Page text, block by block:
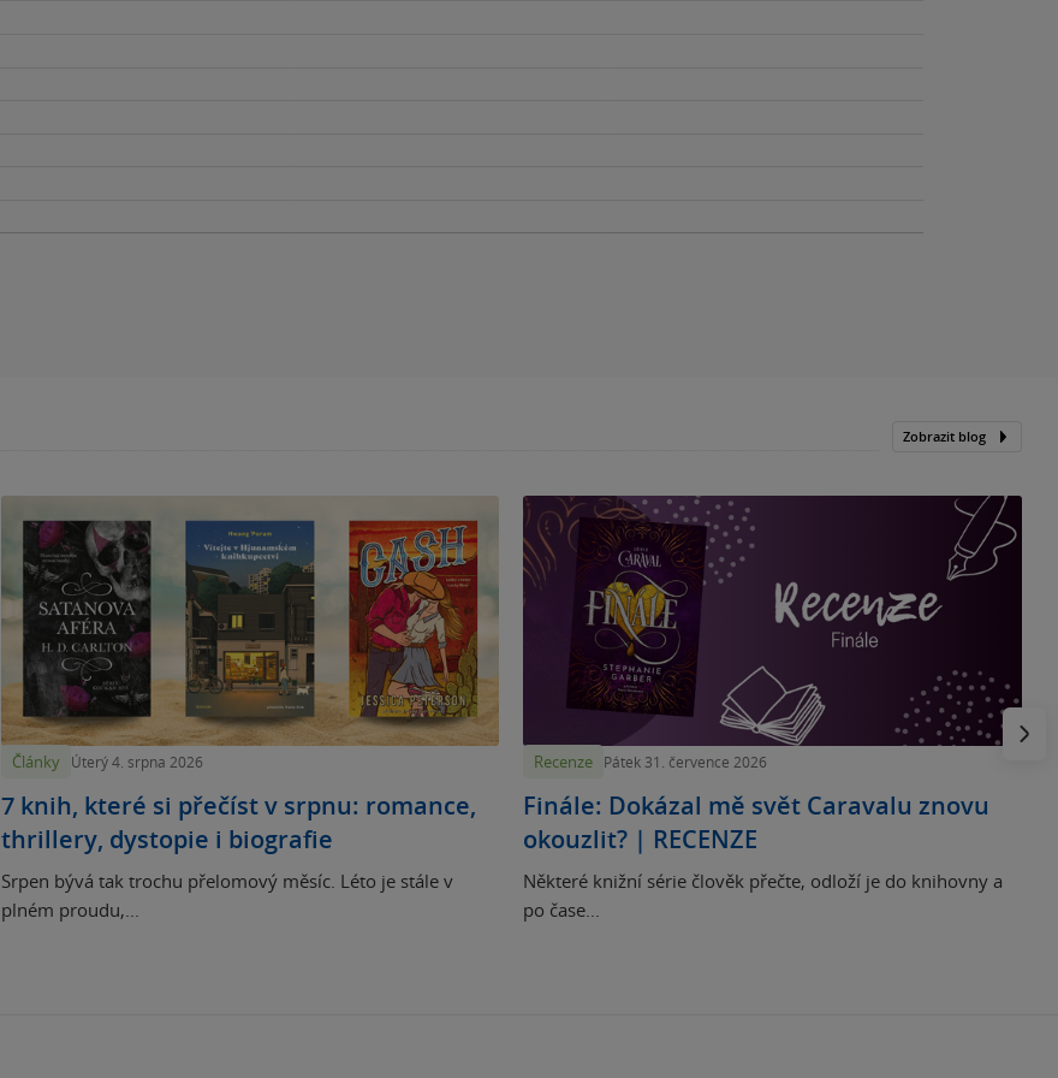
Zobrazit blog
Články Úterý 4. srpna 2026
7 knih, které si přečíst v srpnu: romance,
thrillery, dystopie i biografie
Srpen bývá tak trochu přelomový měsíc. Léto je stále v
plném proudu,...
Recenze Pátek 31. července 2026
Finále: Dokázal mě svět Caravalu znovu
okouzlit? | RECENZE
Některé knižní série člověk přečte, odloží je do knihovny a
po čase...